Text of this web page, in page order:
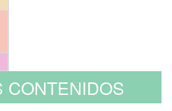
CONTENIDOS